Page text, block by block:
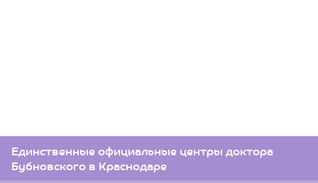
Единственные официальные центры доктора
Бубновского в Краснодаре